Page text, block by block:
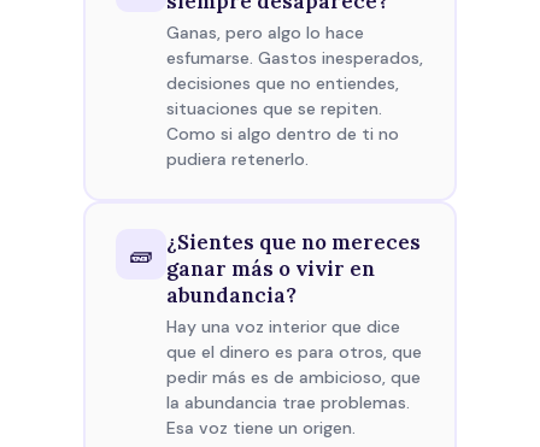
Ganas, pero algo lo hace
esfumarse. Gastos inesperados,
decisiones que no entiendes,
situaciones que se repiten.
Como si algo dentro de ti no
pudiera retenerlo.
🧱 ¿Sientes que no mereces
ganar más o vivir en
abundancia?
Hay una voz interior que dice
que el dinero es para otros, que
pedir más es de ambicioso, que
la abundancia trae problemas.
Esa voz tiene un origen.